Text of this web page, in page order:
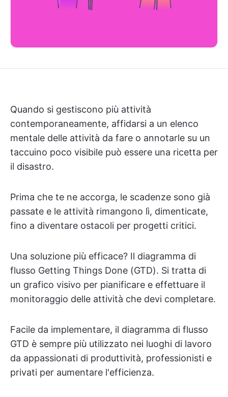
Quando si gestiscono più attività
contemporaneamente, affidarsi a un elenco
mentale delle attività da fare o annotarle su un
taccuino poco visibile può essere una ricetta per
il disastro.
Prima che te ne accorga, le scadenze sono già
passate e le attività rimangono lì, dimenticate,
fino a diventare ostacoli per progetti critici.
Una soluzione più efficace? Il diagramma di
flusso Getting Things Done (GTD). Si tratta di
un grafico visivo per pianificare e effettuare il
monitoraggio delle attività che devi completare.
Facile da implementare, il diagramma di flusso
GTD è sempre più utilizzato nei luoghi di lavoro
da appassionati di produttività, professionisti e
privati per aumentare l'efficienza.